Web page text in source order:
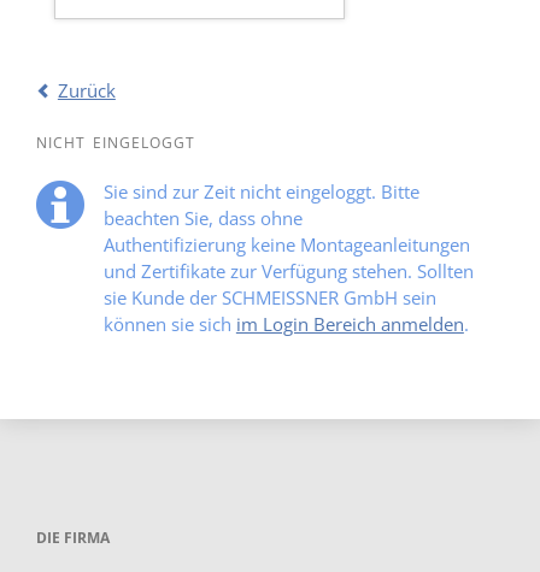
Zurück
NICHT EINGELOGGT
Sie sind zur Zeit nicht eingeloggt. Bitte
beachten Sie, dass ohne
Authentifizierung keine Montageanleitungen
und Zertifikate zur Verfügung stehen. Sollten
sie Kunde der SCHMEISSNER GmbH sein
können sie sich im Login Bereich anmelden.
DIE FIRMA